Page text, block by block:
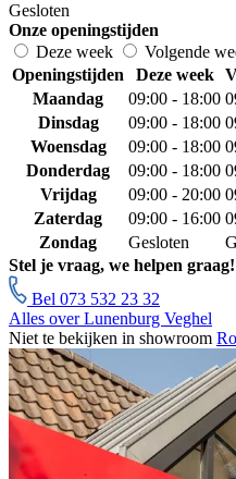
Gesloten
Onze openingstijden
Deze week
Volgende
Openingstijden
Deze week
Maandag
09:00 - 18:00
Dinsdag
09:00 - 18:00
Woensdag
09:00 - 18:00
Donderdag
09:00 - 18:00
Vrijdag
09:00 - 20:00
Zaterdag
09:00 - 16:00
Zondag
Gesloten
Stel je vraag, we helpen graag!
Bel 073 532 23 32
Alles over Lunenburg Veghel
Niet te bekijken in showroom